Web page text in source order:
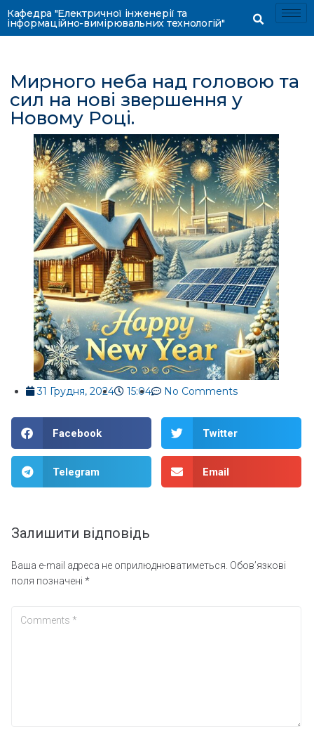
Кафедра "Електричної інженерії та
інформаційно-вимірювальних технологій"
Мирного неба над головою та
сил на нові звершення у
Новому Році.
31 Грудня, 2024 15:04 No Comments
Facebook Twitter
Telegram Email
Залишити відповідь
Ваша e-mail адреса не оприлюднюватиметься. Обов’язкові
поля позначені *